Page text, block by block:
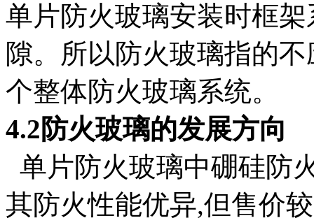
单片防火玻璃安装时框
隙。所以防火玻璃指的
个整体防火玻璃系统。
4.2防火玻璃的发展方向
单片防火玻璃中硼硅防
其防火性能优异,但售价